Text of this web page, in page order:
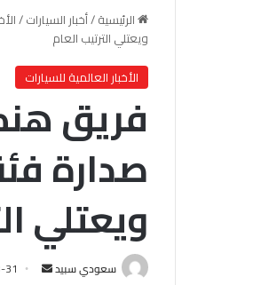
الرئيسية/أخبار السيارات/
ويعتلي الترتيب العام
الأخبار العالمية للسيارات
فريق
ويعتلي
سعودي سبيد 31